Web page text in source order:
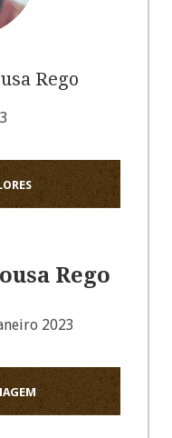
Rego
Rego
2023